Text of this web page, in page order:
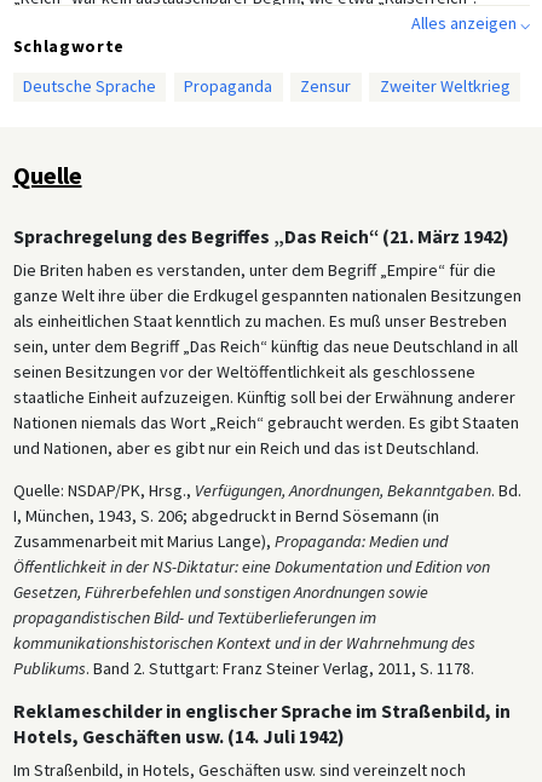
Gleichzeitig verbot das Gesetz den Gebrauch des Englischen in der
Öffentlichkeit und im Schriftverkehr, um den propagandistischen
daraus ziehen könnten, dass ihre Landessprache häufig in der
Alles anzeigen ⌵
Schlagworte
Deutsche Sprache
Propaganda Zensur Zweiter Weltkrieg
Quelle
Sprachregelung des Begriffes „Das Reich“ (21. März 1942)
Die Briten haben es verstanden, unter dem Begriff „Empire“ für die
ganze Welt ihre über die Erdkugel gespannten nationalen Besitzungen
als einheitlichen Staat kenntlich zu machen. Es muß unser Bestreben
sein, unter dem Begriff „Das Reich“ künftig das neue Deutschland in all
seinen Besitzungen vor der Weltöffentlichkeit als geschlossene
staatliche Einheit aufzuzeigen. Künftig soll bei der Erwähnung anderer
Nationen niemals das Wort „Reich“ gebraucht werden. Es gibt Staaten
und Nationen, aber es gibt nur ein Reich und das ist Deutschland.
Quelle: NSDAP/PK, Hrsg., Verfügungen, Anordnungen, Bekanntgaben. Bd.
I, München, 1943, S. 206; abgedruckt in Bernd Sösemann (in
Zusammenarbeit mit Marius Lange), Propaganda: Medien und
Öffentlichkeit in der NS-Diktatur: eine Dokumentation und Edition von
Gesetzen, Führerbefehlen und sonstigen Anordnungen sowie
propagandistischen Bild- und Textüberlieferungen im
kommunikationshistorischen Kontext und in der Wahrnehmung des
Publikums. Band 2. Stuttgart: Franz Steiner Verlag, 2011, S. 1178.
Reklameschilder in englischer Sprache im Straßenbild, in
Hotels, Geschäften usw. (14. Juli 1942)
Im Straßenbild, in Hotels, Geschäften usw. sind vereinzelt noch